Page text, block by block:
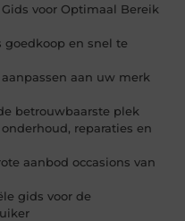
voor Optimaal Bereik
en snel te
aan uw merk
betrouwbaarste plek
reparaties en
aanbod occasions van
gids voor de